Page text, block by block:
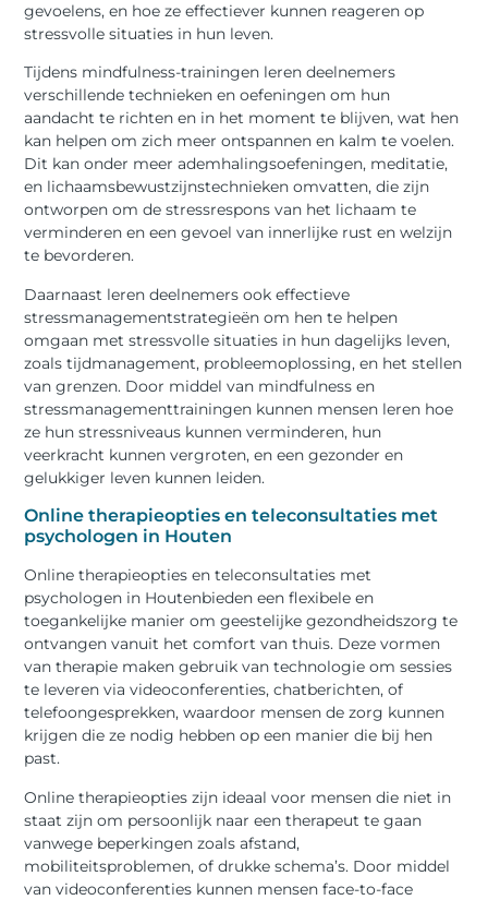
gevoelens, en hoe ze effectiever kunnen reageren op
stressvolle situaties in hun leven.
Tijdens mindfulness-trainingen leren deelnemers
verschillende technieken en oefeningen om hun
aandacht te richten en in het moment te blijven, wat hen
kan helpen om zich meer ontspannen en kalm te voelen.
Dit kan onder meer ademhalingsoefeningen, meditatie,
en lichaamsbewustzijnstechnieken omvatten, die zijn
ontworpen om de stressrespons van het lichaam te
verminderen en een gevoel van innerlijke rust en welzijn
te bevorderen.
Daarnaast leren deelnemers ook effectieve
stressmanagementstrategieën om hen te helpen
omgaan met stressvolle situaties in hun dagelijks leven,
zoals tijdmanagement, probleemoplossing, en het stellen
van grenzen. Door middel van mindfulness en
stressmanagementtrainingen kunnen mensen leren hoe
ze hun stressniveaus kunnen verminderen, hun
veerkracht kunnen vergroten, en een gezonder en
gelukkiger leven kunnen leiden.
Online therapieopties en teleconsultaties met
psychologen in Houten
Online therapieopties en teleconsultaties met
psychologen in Houtenbieden een flexibele en
toegankelijke manier om geestelijke gezondheidszorg te
ontvangen vanuit het comfort van thuis. Deze vormen
van therapie maken gebruik van technologie om sessies
te leveren via videoconferenties, chatberichten, of
telefoongesprekken, waardoor mensen de zorg kunnen
krijgen die ze nodig hebben op een manier die bij hen
past.
Online therapieopties zijn ideaal voor mensen die niet in
staat zijn om persoonlijk naar een therapeut te gaan
vanwege beperkingen zoals afstand,
mobiliteitsproblemen, of drukke schema’s. Door middel
van videoconferenties kunnen mensen face-to-face